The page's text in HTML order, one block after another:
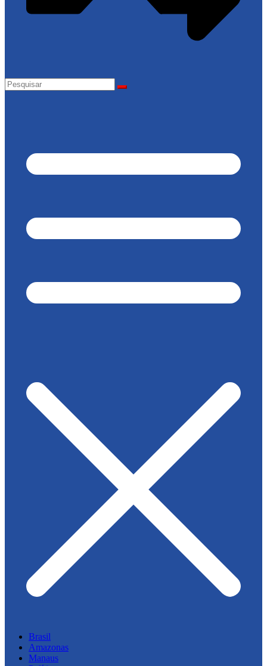
Brasil
Amazonas
Manaus